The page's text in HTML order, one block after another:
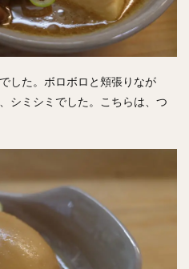
した。ボロボロと頬張りなが
シミシミでした。こちらは、つ